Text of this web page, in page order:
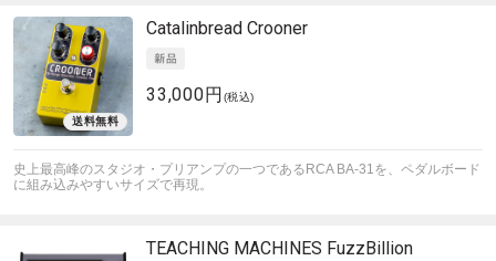
Catalinbread Crooner
33,000円 (税込)
史上最高峰のスタジオ・プリアンプの一つであるRCA BA-31を、ペダルボード
に組み込みやすいサイズで再現。
TEACHING MACHINES FuzzBillion